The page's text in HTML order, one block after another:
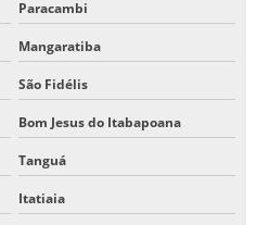
Paracambi
Mangaratiba
São Fidélis
Bom Jesus do Itabapoana
Tanguá
Itatiaia